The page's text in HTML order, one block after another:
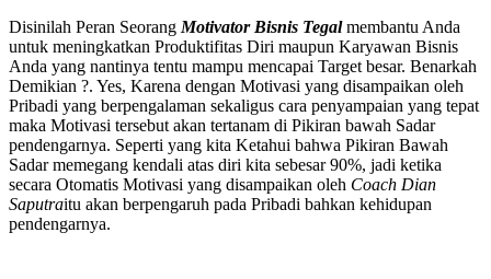
Disinilah Peran Seorang Motivator Bisnis Tegalmembantu Anda
untuk meningkatkan Produktifitas Diri maupun Karyawan Bisnis
Anda yang nantinya tentu mampu mencapai Target besar. Benarkah
Demikian ?. Yes, Karena dengan Motivasi yang disampaikan oleh
Pribadi yang berpengalaman sekaligus cara penyampaian yang tepat
maka Motivasi tersebut akan tertanam di Pikiran bawah Sadar
pendengarnya. Seperti yang kita Ketahui bahwa Pikiran Bawah
Sadar memegang kendali atas diri kita sebesar 90%, jadi ketika
secara Otomatis Motivasi yang disampaikan oleh Coach Dian
Saputraitu akan berpengaruh pada Pribadi bahkan kehidupan
pendengarnya.